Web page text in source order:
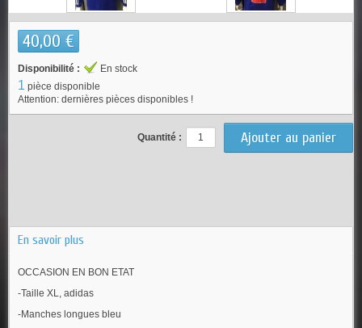
40,00 €
Disponibilité : En stock
1 pièce disponible
Attention: dernières pièces disponibles !
Quantité :
En savoir plus
OCCASION EN BON ETAT
-Taille XL, adidas
-Manches longues bleu